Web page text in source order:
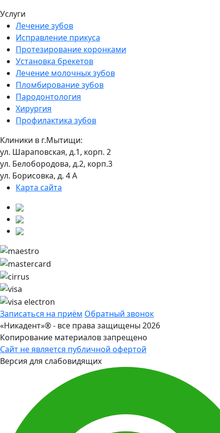
Услуги
Лечение зубов
Исправление прикуса
Протезирование коронками
Установка брекетов
Лечение молочных зубов
Пломбирование зубов
Пародонтология
Хирургия
Профилактика зубов
Клиники в г.Мытищи:
ул. Шараповская, д.1, корп. 2
ул. Белобородова, д.2, корп.3
ул. Борисовка, д. 4 А
Карта сайта
Записаться на приём Обратный звонок
«Никадент»® - все права защищены 2026
Копирование материалов запрещено
Сайт не является публичной офертой
Версия для слабовидящих